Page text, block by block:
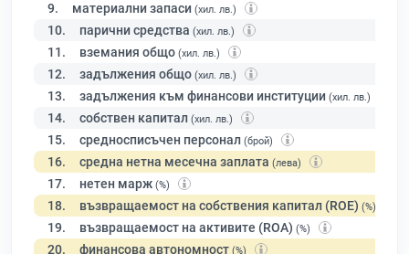
9. материални запаси (хил. лв.)
10. парични средства (хил. лв.)
11. вземания общо (хил. лв.)
12. задължения общо (хил. лв.)
13. задължения към финансови институции (хил. лв.)
14. собствен капитал (хил. лв.)
15. средносписъчен персонал (брой)
16. средна нетна месечна заплата (лева)
17. нетен марж (%)
18. възвращаемост на собствения капитал (ROE) (%)
19. възвращаемост на активите (ROA) (%)
20. финансова автономност (%)